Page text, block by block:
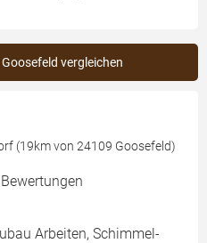
vergleichen
(19km von 24109 Goosefeld)
Arbeiten, Schimmel-